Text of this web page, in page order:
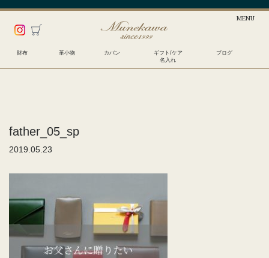
財布 革小物 カバン
ギフト/ケア
名入れ
ブログ
father_05_sp
2019.05.23